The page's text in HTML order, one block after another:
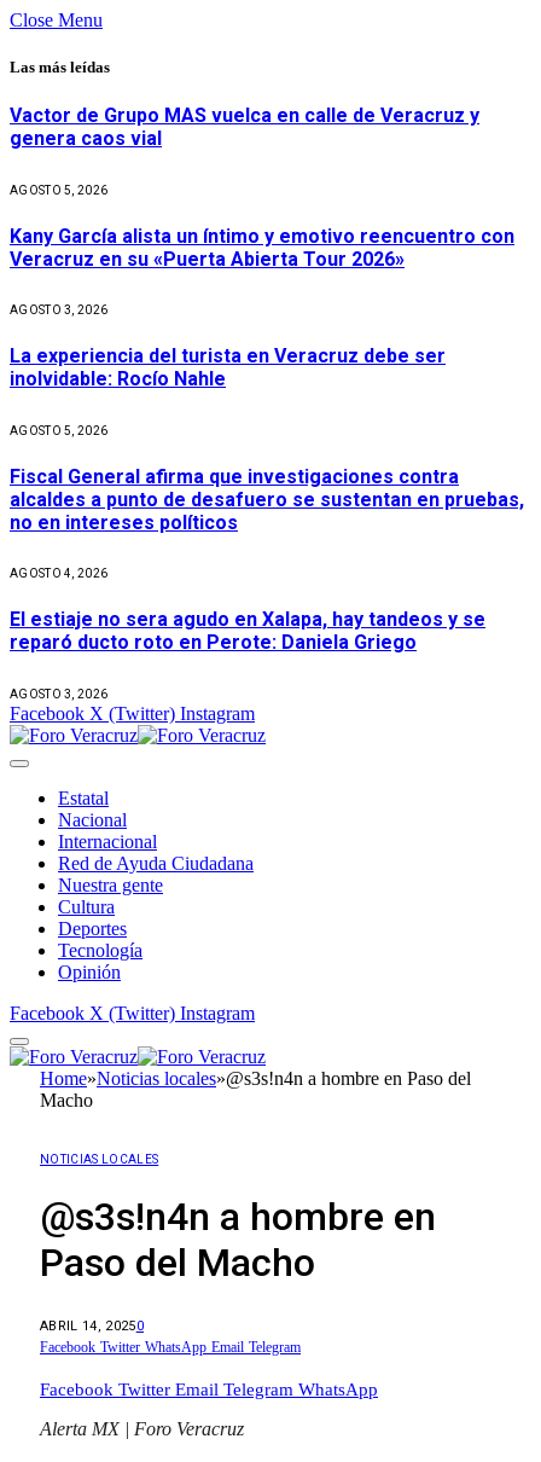
Close Menu
Las más leídas
Vactor de Grupo MAS vuelca en calle de Veracruz y
genera caos vial
AGOSTO 5, 2026
Kany García alista un íntimo y emotivo reencuentro con
Veracruz en su «Puerta Abierta Tour 2026»
AGOSTO 3, 2026
La experiencia del turista en Veracruz debe ser
inolvidable: Rocío Nahle
AGOSTO 5, 2026
Fiscal General afirma que investigaciones contra
alcaldes a punto de desafuero se sustentan en pruebas,
no en intereses políticos
AGOSTO 4, 2026
El estiaje no sera agudo en Xalapa, hay tandeos y se
reparó ducto roto en Perote: Daniela Griego
AGOSTO 3, 2026
Facebook X (Twitter) Instagram
Estatal
Nacional
Internacional
Red de Ayuda Ciudadana
Nuestra gente
Cultura
Deportes
Tecnología
Opinión
Facebook X (Twitter) Instagram
Home»Noticias locales»@s3s!n4n a hombre en Paso del
Macho
NOTICIAS LOCALES
@s3s!n4n a hombre en
Paso del Macho
ABRIL 14, 20250
Facebook Twitter WhatsApp Email Telegram
Facebook Twitter Email Telegram WhatsApp
Alerta MX | Foro Veracruz